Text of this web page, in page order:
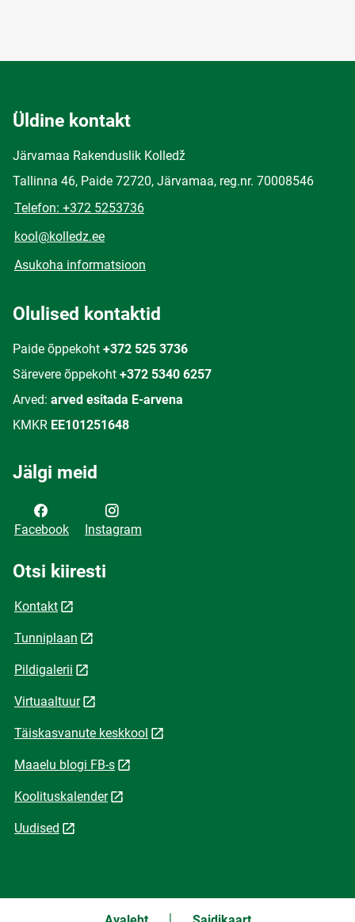
Üldine kontakt
Järvamaa Rakenduslik Kolledž
Tallinna 46, Paide 72720, Järvamaa, reg.nr. 70008546
Telefon: +372 5253736
kool@kolledz.ee
Asukoha informatsioon
Olulised kontaktid
Paide õppekoht +372 525 3736
Särevere õppekoht +372 5340 6257
Arved: arved esitada E-arvena
KMKR EE101251648
Jälgi meid
Facebook Instagram
Otsi kiiresti
Kontakt
Tunniplaan
Pildigalerii
Virtuaaltuur
Täiskasvanute keskkool
Maaelu blogi FB-s
Koolituskalender
Uudised